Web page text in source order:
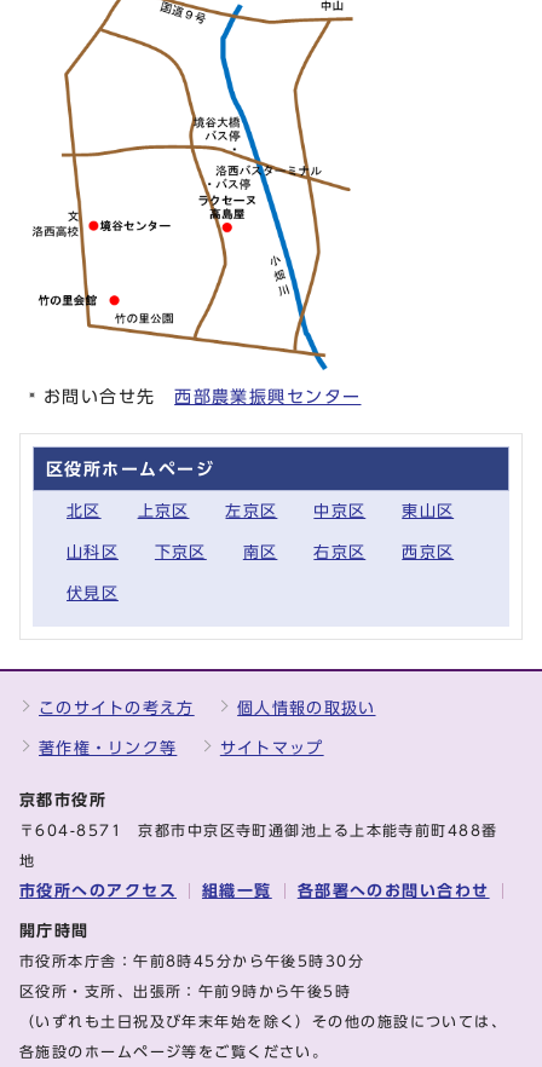
お問い合せ先西部農業振興センター
区役所ホームページ
北区 上京区 左京区 中京区 東山区
山科区 下京区 南区 右京区 西京区
伏見区
このサイトの考え方 個人情報の取扱い
著作権・リンク等 サイトマップ
京都市役所
〒604-8571 京都市中京区寺町通御池上る上本能寺前町488番
地
市役所へのアクセス 組織一覧 各部署へのお問い合わせ
開庁時間
市役所本庁舎：午前8時45分から午後5時30分
区役所・支所、出張所：午前9時から午後5時
（いずれも土日祝及び年末年始を除く）その他の施設については、
各施設のホームページ等をご覧ください。